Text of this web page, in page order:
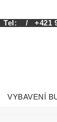
Tel: / +421
VYBAVENÍ